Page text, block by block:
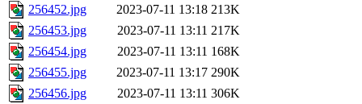
256452.jpg
2023-07-11 13:18 213K
256453.jpg
2023-07-11 13:11 217K
256454.jpg
2023-07-11 13:11 168K
256455.jpg
2023-07-11 13:17 290K
256456.jpg
2023-07-11 13:11 306K